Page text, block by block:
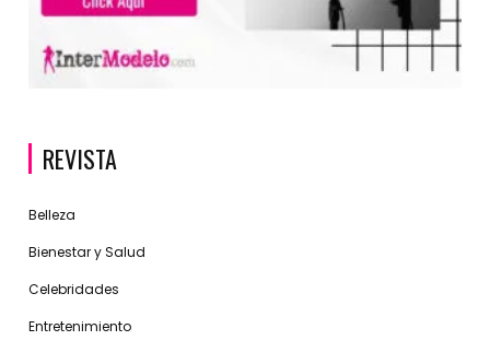
REVISTA
Belleza
Bienestar y Salud
Celebridades
Entretenimiento